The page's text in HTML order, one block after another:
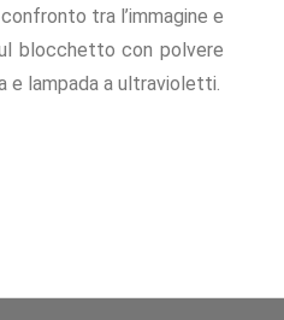
tra l’immagine e
blocchetto con polvere
e lampada a ultravioletti.